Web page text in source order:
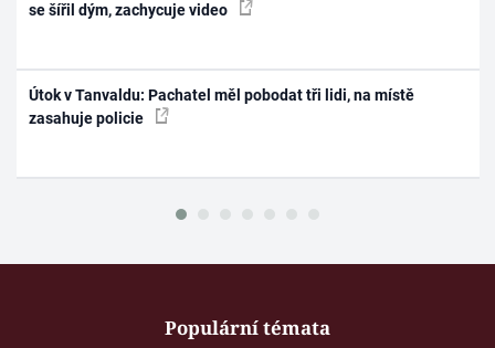
se šířil dým, zachycuje video
Útok v Tanvaldu: Pachatel měl pobodat tři lidi, na místě
zasahuje policie
Populární témata